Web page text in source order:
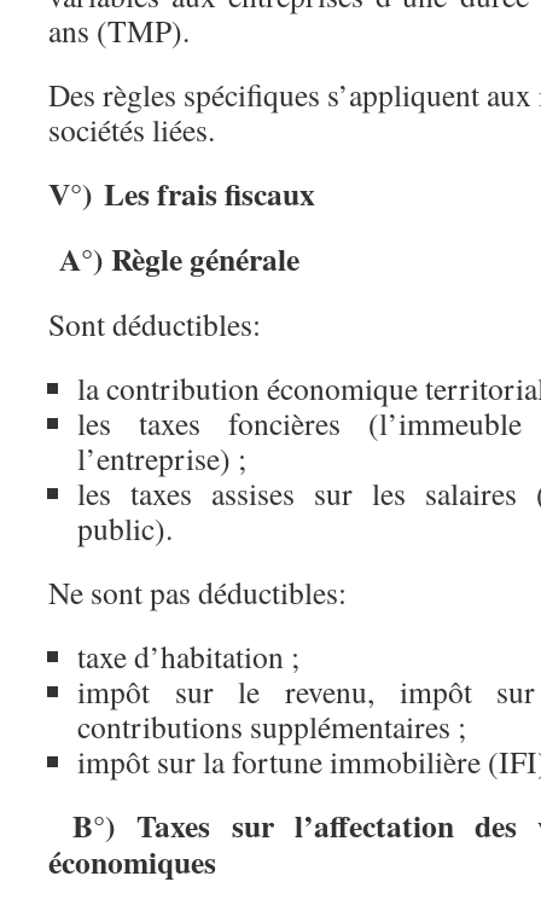
ans (TMP).
Des règles spécifiques s’appliquent
sociétés liées.
V°) Les frais fiscaux
A°) Règle générale
Sont déductibles:
la contribution économique
les taxes foncières
l’entreprise) ;
les taxes assises sur les salaires
public).
Ne sont pas déductibles:
taxe d’habitation ;
impôt sur le revenu, impôt
contributions supplémentaires ;
impôt sur la fortune immobilière
B°) Taxes sur l’affectation des
économiques